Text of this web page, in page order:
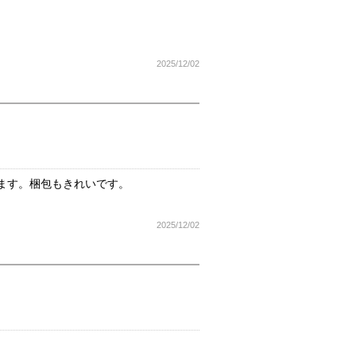
2025/12/02
。梱包もきれいです。
2025/12/02